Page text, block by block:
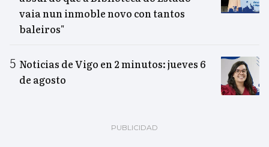
vaia nun inmoble novo con tantos
baleiros"
Noticias de Vigo en 2 minutos: jueves 6
de agosto